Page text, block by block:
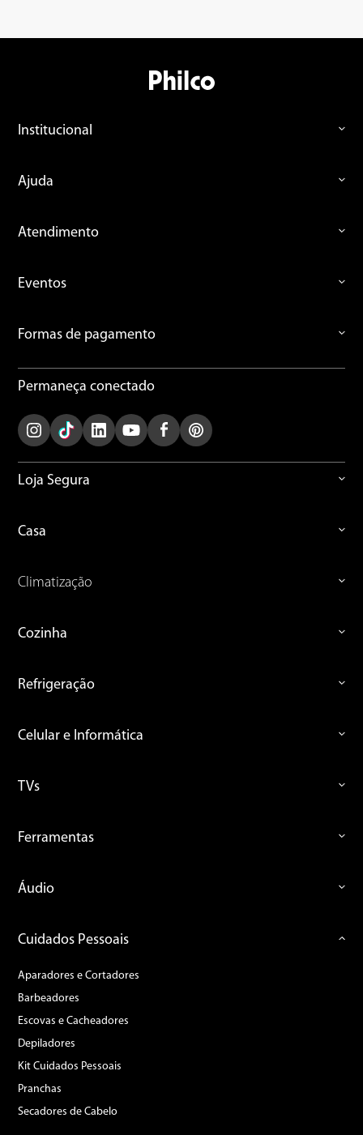
Institucional
Ajuda
Atendimento
Eventos
Formas de pagamento
Permaneça conectado
Loja Segura
Casa
Climatização
Cozinha
Refrigeração
Celular e Informática
TVs
Ferramentas
Áudio
Cuidados Pessoais
Aparadores e Cortadores
Barbeadores
Escovas e Cacheadores
Depiladores
Kit Cuidados Pessoais
Pranchas
Secadores de Cabelo